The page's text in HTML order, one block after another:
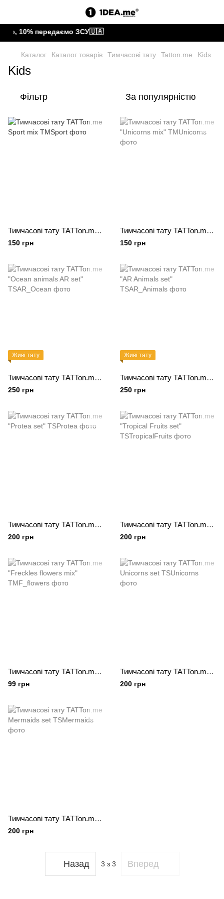
10% передаємо ЗСУ🇺🇦
Каталог Каталог товарів Тимчасові тату Tatton.me Kids
Kids
Фільтр За популярністю
Тимчасові тату TATTon.me Sport mix
150 грн
Тимчасові тату TATTon.me "Unicorns mix"
150 грн
Живі тату
Тимчасові тату TATTon.me "Ocean animals AR set"
250 грн
Живі тату
Тимчасові тату TATTon.me "AR Animals set"
250 грн
Тимчасові тату TATTon.me "Protea set"
200 грн
Тимчасові тату TATTon.me "Tropical Fruits set"
200 грн
Тимчасові тату TATTon.me "Freckles flowers mix"
99 грн
Тимчасові тату TATTon.me Unicorns set
200 грн
Тимчасові тату TATTon.me Mermaids set
200 грн
Назад 3 з 3 Вперед